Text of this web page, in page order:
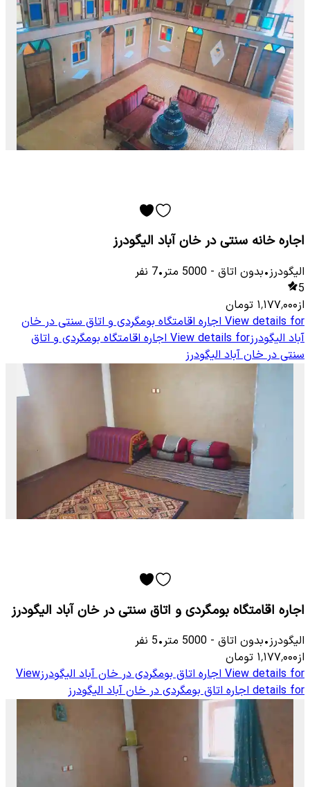
اجاره خانه سنتی در خان آباد الیگودرز
الیگودرز•بدون اتاق -
5000 متر•
7 نفر
5
از۱٬۱۷۷٬۰۰۰ تومان
View details for اجاره اقامتگاه بومگردی و اتاق سنتی در خان
آباد الیگودرزView details for اجاره اقامتگاه بومگردی و اتاق
سنتی در خان آباد الیگودرز
اجاره اقامتگاه بومگردی و اتاق سنتی در خان آباد الیگودرز
الیگودرز•بدون اتاق -
5000 متر•
5 نفر
از۱٬۱۷۷٬۰۰۰ تومان
View details for اجاره اتاق بومگردی در خان آباد الیگودرزView
details for اجاره اتاق بومگردی در خان آباد الیگودرز